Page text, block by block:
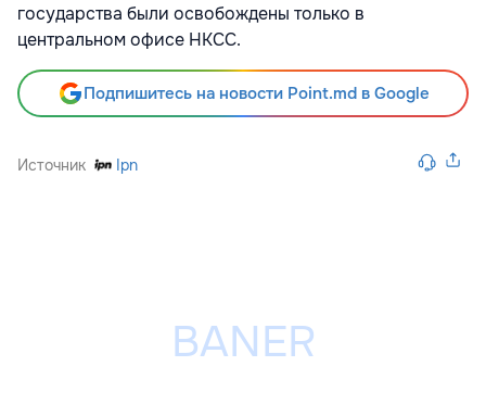
государства были освобождены только в
центральном офисе НКСС.
Подпишитесь на новости Point.md в Google
Источник Ipn